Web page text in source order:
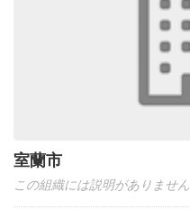
室蘭市
この組織には説明がありません